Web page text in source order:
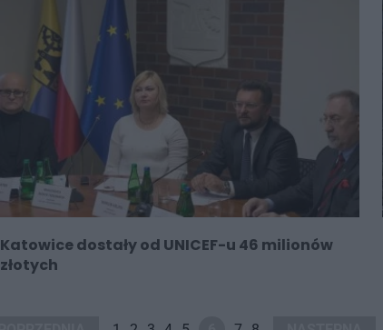
Katowice dostały od UNICEF-u 46 milionów
złotych